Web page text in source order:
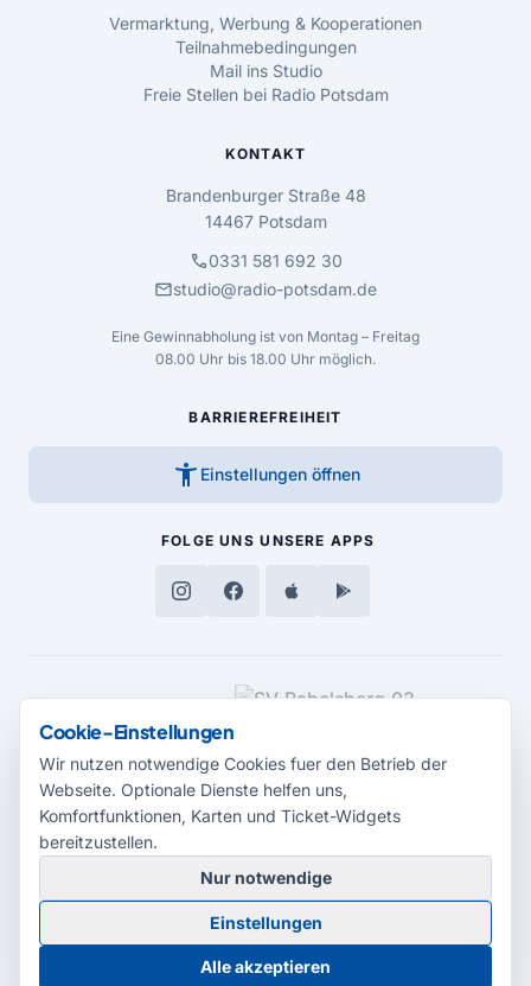
Vermarktung, Werbung & Kooperationen
Teilnahmebedingungen
Mail ins Studio
Freie Stellen bei Radio Potsdam
KONTAKT
Brandenburger Straße 48
14467 Potsdam
call0331 581 692 30
mailstudio@radio-potsdam.de
Eine Gewinnabholung ist von Montag – Freitag
08.00 Uhr bis 18.00 Uhr möglich.
BARRIEREFREIHEIT
accessibility_new Einstellungen öffnen
FOLGE UNS UNSERE APPS
MEDIENPARTNER
© 2026 Radio Potsdam. Webseite entwickelt durch dieMedienagentur
Babelsberg
BarrierefreiheitserklärungAGBDatenschutzImpressum
Cookie-Einstellungen
Cookie-Einstellungen
Wir nutzen notwendige Cookies fuer den Betrieb der
Webseite. Optionale Dienste helfen uns,
Komfortfunktionen, Karten und Ticket-Widgets
bereitzustellen.
Nur notwendige
Einstellungen
Alle akzeptieren